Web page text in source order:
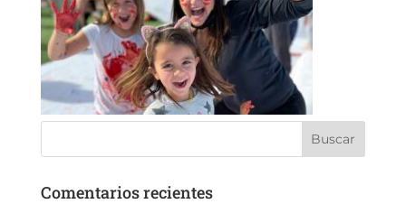
Comentarios recientes